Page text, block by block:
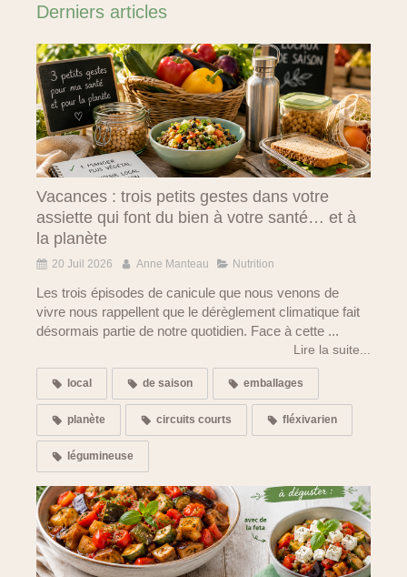
Derniers articles
Vacances : trois petits gestes dans votre
assiette qui font du bien à votre santé… et à
la planète
20 Juil 2026 Anne Manteau Nutrition
Les trois épisodes de canicule que nous venons de
vivre nous rappellent que le dérèglement climatique fait
désormais partie de notre quotidien. Face à cette ...
Lire la suite...
local de saison emballages
planète circuits courts fléxivarien
légumineuse